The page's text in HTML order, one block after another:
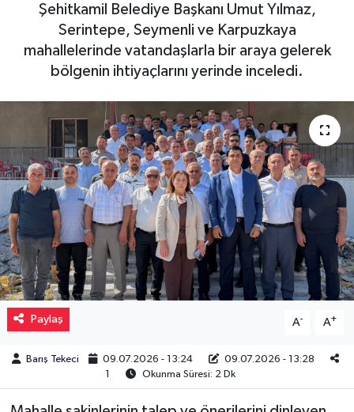
Şehitkamil Belediye Başkanı Umut Yılmaz,
Serintepe, Seymenli ve Karpuzkaya
mahallelerinde vatandaşlarla bir araya gelerek
bölgenin ihtiyaçlarını yerinde inceledi.
Paylaş A- A+
Barış Tekeci 09.07.2026 - 13:24
09.07.2026 - 13:28
1
Okunma Süresi: 2 Dk
Gündem
Haberler
Kültür Sanat
Magazin
Müzik
Piyasa
Resmi İlanlar
Sağlık
Son Dakika Haberleri
Haber Arşivi